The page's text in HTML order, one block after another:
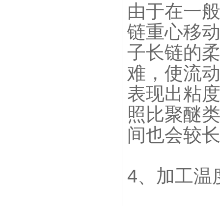
由于在一
链重心移
子长链的
难，使流
表现出粘
照比聚醚类
间也会较
4、加工温